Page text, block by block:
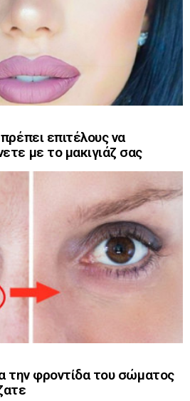
επιτέλους να
με το μακιγιάζ σας
την φροντίδα του σώματος